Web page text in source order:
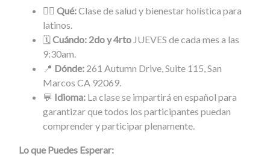
🧘‍♀️Qué:Clase de salud y bienestar holística para
latinos.
🗓️Cuándo: 2do y 4rto JUEVES de cada mes a las
9:30am.
📍 Dónde: 261 Autumn Drive, Suite 115, San
Marcos CA 92069.
💬 Idioma: La clase se impartirá en español para
garantizar que todos los participantes puedan
comprender y participar plenamente.
Lo que Puedes Esperar: